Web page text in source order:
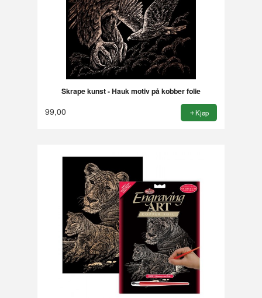
Skrape kunst - Hauk motiv på kobber folie
99,00 Kjøp